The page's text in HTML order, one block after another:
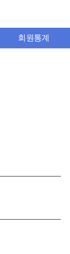
회원통계